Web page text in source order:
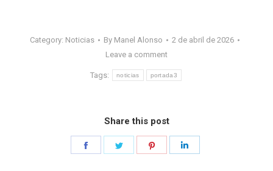
Category: Noticias By Manel Alonso
2 de abril de 2026
Leave a comment
Tags: noticias portada3
Share this post